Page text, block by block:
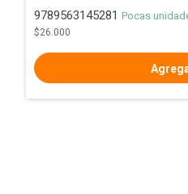
9789563145281 Pocas
$26.000